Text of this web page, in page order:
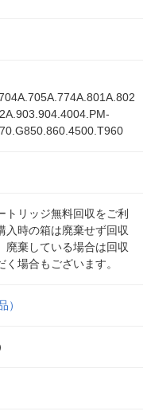
リッジ無料回収をご利
入時の箱は廃棄せず回収
廃棄している場合は回収
場合もございます。
）